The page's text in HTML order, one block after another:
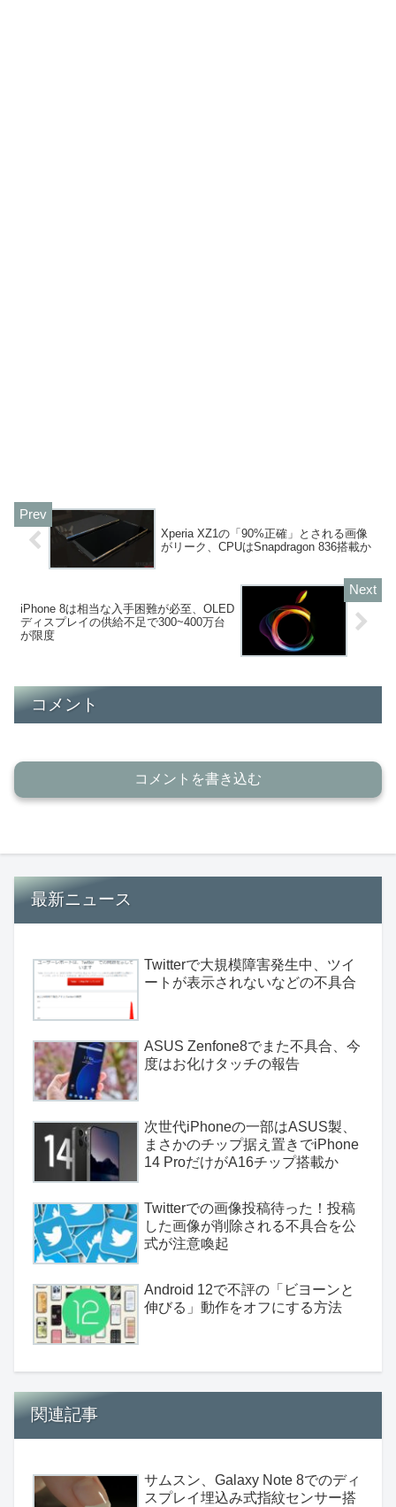
Xperia XZ1の「90%正確」とされる画像
がリーク、CPUはSnapdragon 836搭載か
iPhone 8は相当な入手困難が必至、OLED
ディスプレイの供給不足で300~400万台
が限度
コメント
コメントを書き込む
最新ニュース
Twitterで大規模障害発生中、ツイ
ートが表示されないなどの不具合
ASUS Zenfone8でまた不具合、今
度はお化けタッチの報告
次世代iPhoneの一部はASUS製、
まさかのチップ据え置きでiPhone
14 ProだけがA16チップ搭載か
Twitterでの画像投稿待った！投稿
した画像が削除される不具合を公
式が注意喚起
Android 12で不評の「ビヨーンと
伸びる」動作をオフにする方法
関連記事
サムスン、Galaxy Note 8でのディ
スプレイ埋込み式指紋センサー搭